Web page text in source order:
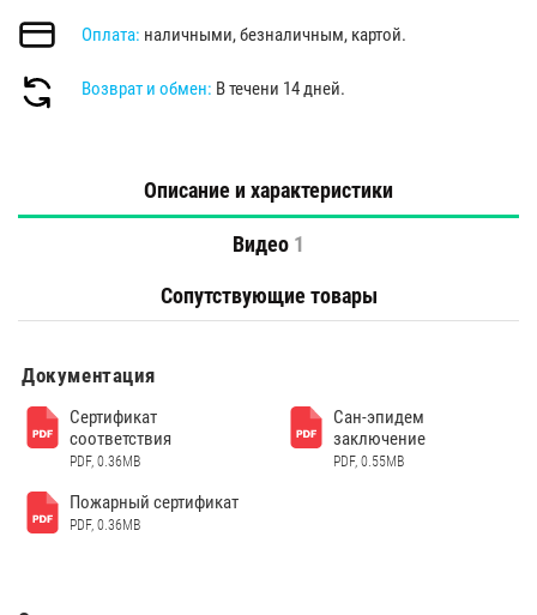
Оплата: наличными, безналичным, картой.
Возврат и обмен: В течени 14 дней.
Описание и характеристики
Видео 1
Сопутствующие товары
Документация
Сертификат
соответствия
PDF, 0.36MB
Сан-эпидем
заключение
PDF, 0.55MB
Пожарный сертификат
PDF, 0.36MB